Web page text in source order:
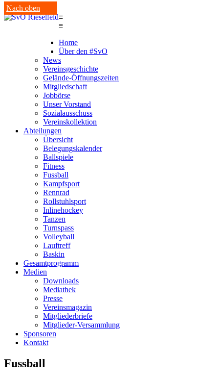
Nach oben
≡
≡
Home
Über den #SvO
News
Vereinsgeschichte
Gelände-Öffnungszeiten
Mitgliedschaft
Jobbörse
Unser Vorstand
Sozialausschuss
Vereinskollektion
Abteilungen
Übersicht
Belegungskalender
Ballspiele
Fitness
Fussball
Kampfsport
Rennrad
Rollstuhlsport
Inlinehockey
Tanzen
Turnspass
Volleyball
Lauftreff
Baskin
Gesamtprogramm
Medien
Downloads
Mediathek
Presse
Vereinsmagazin
Mitgliederbriefe
Mitglieder-Versammlung
Sponsoren
Kontakt
Fussball